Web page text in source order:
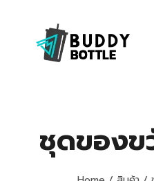
content
ชุดของ